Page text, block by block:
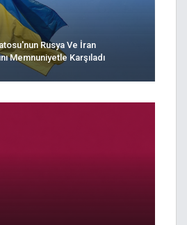
Rusya Ve İran
Memnuniyetle Karşıladı